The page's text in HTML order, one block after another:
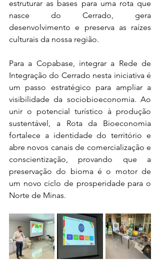
estruturar as bases para uma rota que
nasce do Cerrado, gera
desenvolvimento e preserva as raízes
culturais da nossa região.
Para a Copabase, integrar a Rede de
Integração do Cerrado nesta iniciativa é
um passo estratégico para ampliar a
visibilidade da sociobioeconomia. Ao
unir o potencial turístico à produção
sustentável, a Rota da Bioeconomia
fortalece a identidade do território e
abre novos canais de comercialização e
conscientização, provando que a
preservação do bioma é o motor de
um novo ciclo de prosperidade para o
Norte de Minas.